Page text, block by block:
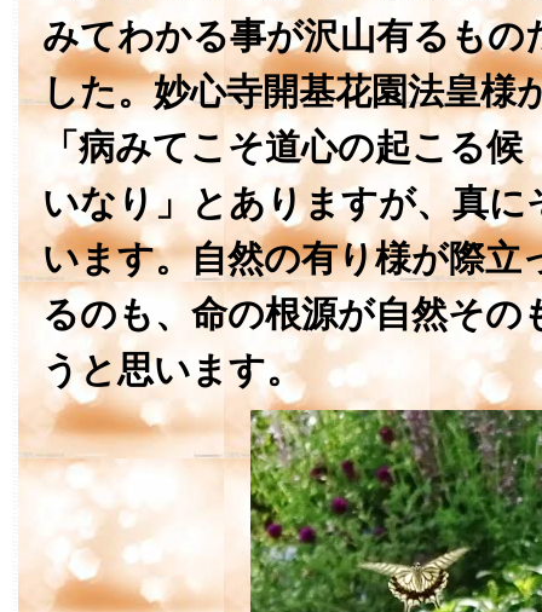
みてわかる事が沢山有るもの
した。妙心寺開基花園法皇様
「病みてこそ道心の起こる
いなり」とありますが、真に
います。自然の有り様が際立
るのも、命の根源が自然その
うと思います。